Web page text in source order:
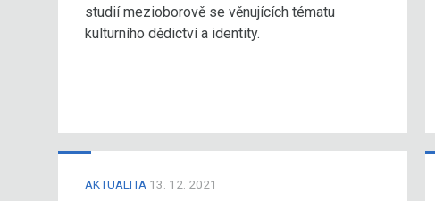
studií mezioborově se věnujících tématu
kulturního dědictví a identity.
AKTUALITA 13. 12. 2021